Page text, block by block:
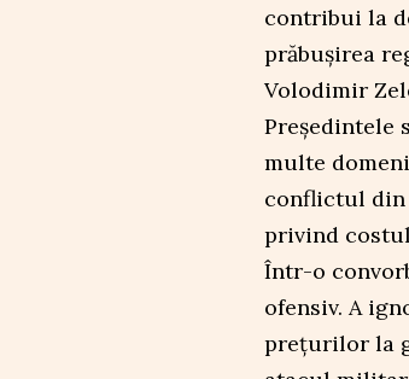
contribui la
prăbușirea
Volodimir
Președintele
multe
conflictul din
privind
Într-o
ofensiv. A
prețurilor la